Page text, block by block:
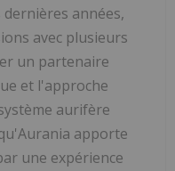
années,
avec plusieurs
un partenaire
et l'approche
aurifère
apporte
une expérience